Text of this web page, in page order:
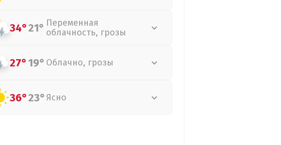
34°21° Переменная
облачность, грозы
27°19° Облачно, грозы
36°23° Ясно